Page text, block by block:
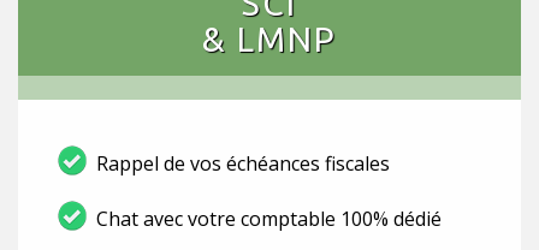
& LMNP
Rappel de vos échéances fiscales
Chat avec votre comptable 100% dédié